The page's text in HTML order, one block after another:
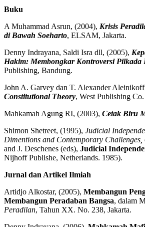
Buku
A Muhammad Asrun, (2004), Krisis
di Bawah Soeharto, ELSAM, Jakarta.
Denny Indrayana, Saldi Isra dll, (2005),
Hakim: Membongkar Kontroversi Pilkada
Publishing, Bandung.
John A. Garvey dan T. Alexander
Constitutional Theory, West Publishing Co.
Mahkamah Agung RI, (2003), Cetak Biru
Shimon Shetreet, (1995), Judicial
Dimentions and Contemporary Challenges,
and J. Deschenes (eds), Judicial
Nijhoff Publishe, Netherlands. 1985).
Jurnal dan Artikel Ilmiah
Artidjo Alkostar, (2005), Membangun
Membangun Peradaban Bangsa, dalam
Peradilan, Tahun XX. No. 238, Jakarta.